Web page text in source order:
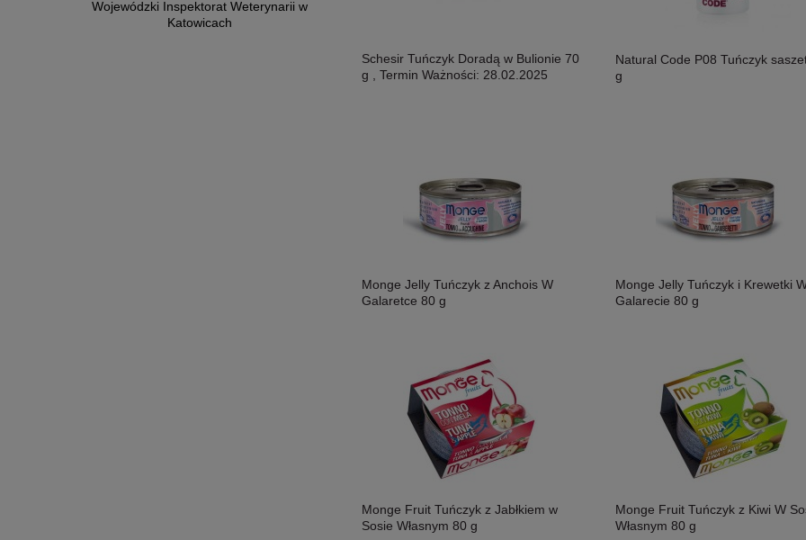
Wojewódzki Inspektorat Weterynarii w
Katowicach
Schesir Tuńczyk Doradą w Bulionie 70
g , Termin Ważności: 28.02.2025
Natural Code P08 Tuńczyk
g
Monge Jelly Tuńczyk z Anchois W
Galaretce 80 g
Monge Jelly Tuńczyk i Krewetki
Galarecie 80 g
Monge Fruit Tuńczyk z Jabłkiem w
Sosie Własnym 80 g
Monge Fruit Tuńczyk z Kiwi W
Własnym 80 g